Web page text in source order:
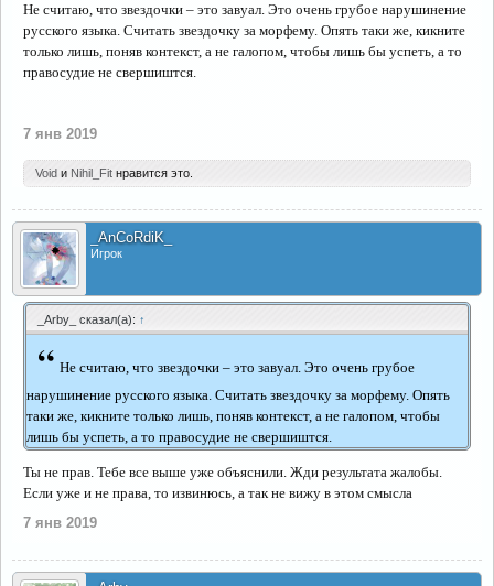
Не считаю, что звездочки – это завуал. Это очень грубое нарушинение
русского языка. Считать звездочку за морфему. Опять таки же, кикните
только лишь, поняв контекст, а не галопом, чтобы лишь бы успеть, а то
правосудие не свершиштся.
7 янв 2019
Void и Nihil_Fit нравится это.
_AnCoRdiK_
Игрок
_Arby_ сказал(а): ↑
“ Не считаю, что звездочки – это завуал. Это очень грубое
нарушинение русского языка. Считать звездочку за морфему. Опять
таки же, кикните только лишь, поняв контекст, а не галопом, чтобы
лишь бы успеть, а то правосудие не свершиштся.
Ты не прав. Тебе все выше уже объяснили. Жди результата жалобы.
Если уже и не права, то извинюсь, а так не вижу в этом смысла
7 янв 2019